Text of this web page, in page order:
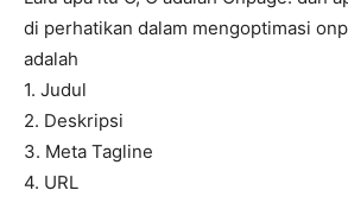
di perhatikan dalam mengoptimasi
adalah
1. Judul
2. Deskripsi
3. Meta Tagline
4. URL